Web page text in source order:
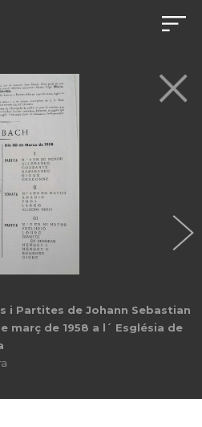
i Partites de Johann Sebastian
març de 1958 a l´ Església de